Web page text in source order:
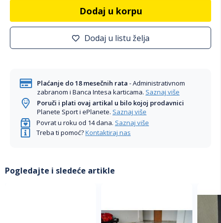
Dodaj u korpu
Dodaj u listu želja
Plaćanje do 18 mesečnih rata - Administrativnom
zabranom i Banca Intesa karticama. Saznaj više
Poruči i plati ovaj artikal u bilo kojoj prodavnici
Planete Sport i ePlanete. Saznaj više
Povrat u roku od 14 dana. Saznaj više
Treba ti pomoć?Kontaktiraj nas
Pogledajte i sledeće artikle